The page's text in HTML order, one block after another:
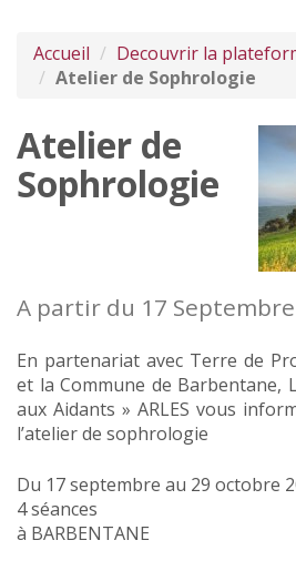
Accueil
Decouvrir la
Atelier de Sophrologie
Atelier de
Sophrologie
A partir du 17
En partenariat avec Terre de
et la Commune de Barbentane,
aux Aidants » ARLES vous
l’atelier de sophrologie
Du 17 septembre au 29 octobre
4 séances
à BARBENTANE